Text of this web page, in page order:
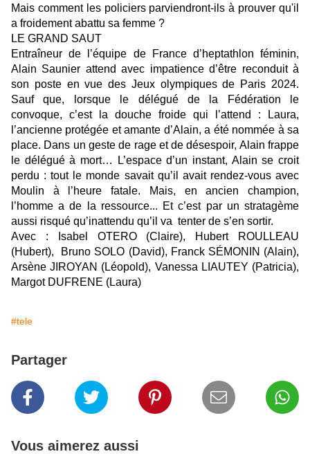
Mais comment les policiers parviendront-ils à prouver qu'il
a froidement abattu sa femme ?
LE GRAND SAUT
Entraîneur de l’équipe de France d’heptathlon féminin,
Alain Saunier attend avec impatience d’être reconduit à
son poste en vue des Jeux olympiques de Paris 2024.
Sauf que, lorsque le délégué de la Fédération le
convoque, c’est la douche froide qui l’attend : Laura,
l’ancienne protégée et amante d’Alain, a été nommée à sa
place. Dans un geste de rage et de désespoir, Alain frappe
le délégué à mort… L’espace d’un instant, Alain se croit
perdu : tout le monde savait qu’il avait rendez-vous avec
Moulin à l’heure fatale. Mais, en ancien champion,
l’homme a de la ressource... Et c’est par un stratagème
aussi risqué qu’inattendu qu’il va tenter de s’en sortir.
Avec : Isabel OTERO (Claire), Hubert ROULLEAU
(Hubert), Bruno SOLO (David), Franck SÉMONIN (Alain),
Arsène JIROYAN (Léopold), Vanessa LIAUTEY (Patricia),
Margot DUFRENE (Laura)
#tele
Partager
Vous aimerez aussi